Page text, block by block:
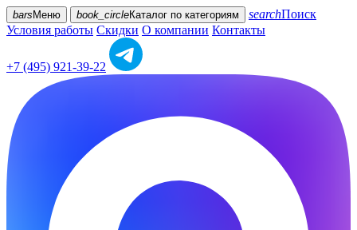
bars Меню book_circleКаталог по категориям searchПоиск
Условия работы Скидки О компании Контакты
+7 (495) 921-39-22